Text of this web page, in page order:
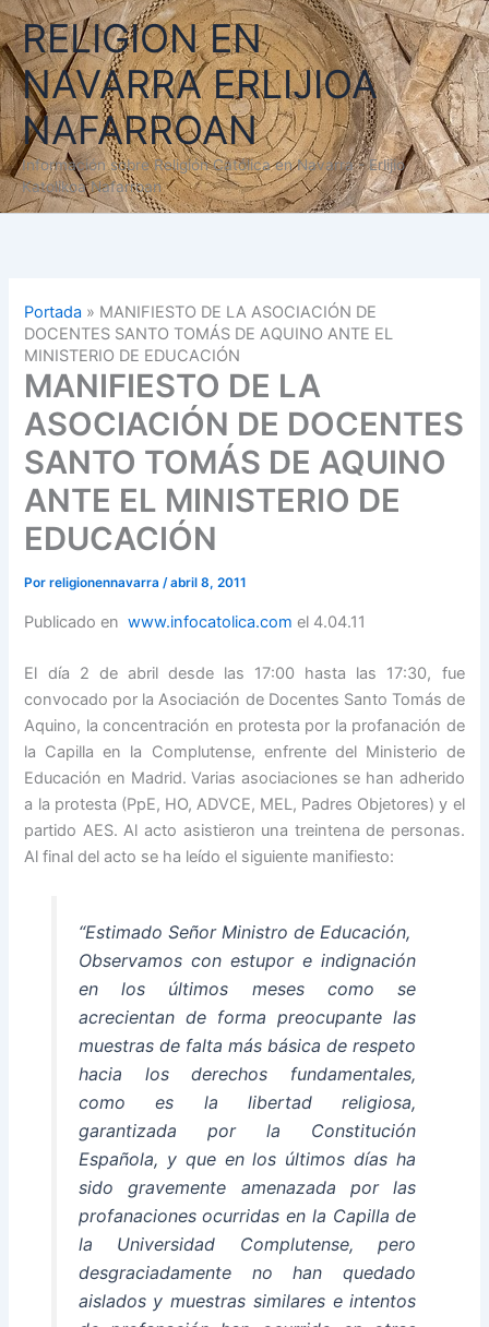
Ir
al
contenido
RELIGION EN
NAVARRA ERLIJIOA
NAFARROAN
Información sobre Religión Católica en Navarra - Erlijio
Katolikoa Nafarroan
Portada » MANIFIESTO DE LA ASOCIACIÓN DE
DOCENTES SANTO TOMÁS DE AQUINO ANTE EL
MINISTERIO DE EDUCACIÓN
MANIFIESTO DE LA
ASOCIACIÓN DE DOCENTES
SANTO TOMÁS DE AQUINO
ANTE EL MINISTERIO DE
EDUCACIÓN
Porreligionennavarra/abril 8, 2011
Publicado enwww.infocatolica.com el 4.04.11
El día 2 de abril desde las 17:00 hasta las 17:30, fue
convocado por la Asociación de Docentes Santo Tomás de
Aquino, la concentración en protesta por la profanación de
la Capilla en la Complutense, enfrente del Ministerio de
Educación en Madrid. Varias asociaciones se han adherido
a la protesta (PpE, HO, ADVCE, MEL, Padres Objetores) y el
partido AES. Al acto asistieron una treintena de personas.
Al final del acto se ha leído el siguiente manifiesto:
“Estimado Señor Ministro de Educación,
Observamos con estupor e indignación
en los últimos meses como se
acrecientan de forma preocupante las
muestras de falta más básica de respeto
hacia los derechos fundamentales,
como es la libertad religiosa,
garantizada por la Constitución
Española, y que en los últimos días ha
sido gravemente amenazada por las
profanaciones ocurridas en la Capilla de
la Universidad Complutense, pero
desgraciadamente no han quedado
aislados y muestras similares e intentos